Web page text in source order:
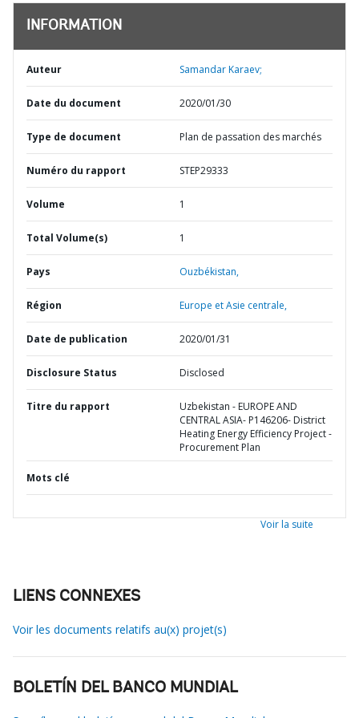
INFORMATION
Auteur Samandar Karaev;
Date du document 2020/01/30
Type de document Plan de passation des marchés
Numéro du rapport STEP29333
Volume 1
Total Volume(s) 1
Pays Ouzbékistan,
Région Europe et Asie centrale,
Date de publication 2020/01/31
Disclosure Status Disclosed
Titre du rapport
Uzbekistan - EUROPE AND
CENTRAL ASIA- P146206- District
Heating Energy Efficiency Project -
Procurement Plan
Mots clé
Voir la suite
LIENS CONNEXES
Voir les documents relatifs au(x) projet(s)
BOLETÍN DEL BANCO MUNDIAL